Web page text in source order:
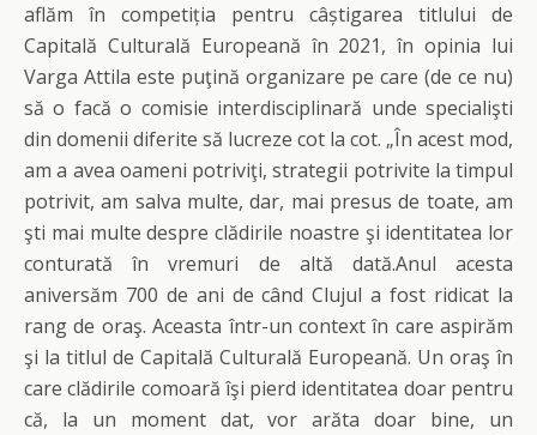
aflăm în competiția pentru câștigarea titlului de
Capitală Culturală Europeană în 2021, în opinia lui
Varga Attila este puţină organizare pe care (de ce nu)
să o facă o comisie interdisciplinară unde specialişti
din domenii diferite să lucreze cot la cot. „În acest mod,
am a avea oameni potriviţi, strategii potrivite la timpul
potrivit, am salva multe, dar, mai presus de toate, am
şti mai multe despre clădirile noastre şi identitatea lor
conturată în vremuri de altă dată.Anul acesta
aniversăm 700 de ani de când Clujul a fost ridicat la
rang de oraş. Aceasta într-un context în care aspirăm
şi la titlul de Capitală Culturală Europeană. Un oraş în
care clădirile comoară îşi pierd identitatea doar pentru
că, la un moment dat, vor arăta doar bine, un